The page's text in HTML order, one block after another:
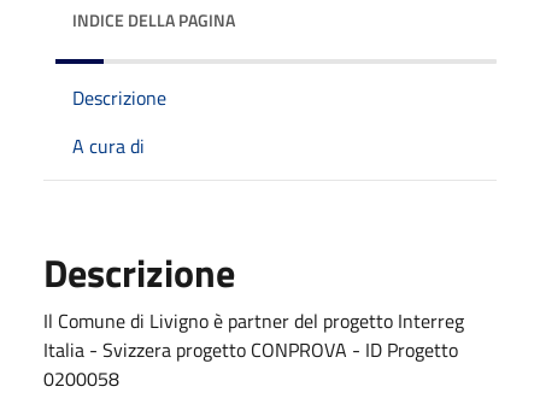
INDICE DELLA PAGINA
Descrizione
A cura di
Descrizione
Il Comune di Livigno è partner del progetto Interreg
Italia - Svizzera progetto CONPROVA - ID Progetto
0200058